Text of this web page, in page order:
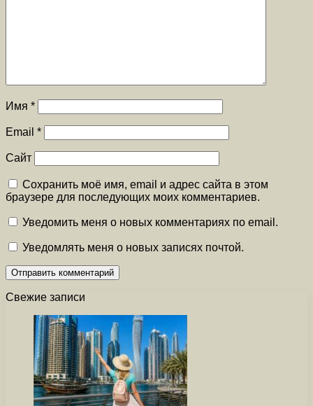
Имя *
Email *
Сайт
Сохранить моё имя, email и адрес сайта в этом
браузере для последующих моих комментариев.
Уведомить меня о новых комментариях по email.
Уведомлять меня о новых записях почтой.
Свежие записи